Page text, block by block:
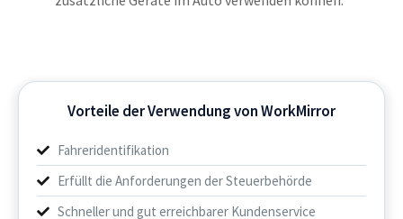
Vorteile der Verwendung von WorkMirror
Fahreridentifikation
Erfüllt die Anforderungen der Steuerbehörde
Schneller und gut erreichbarer Kundenservice